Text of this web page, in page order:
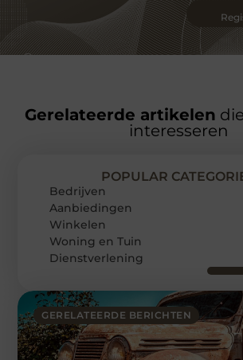
Gerelateerde artikelen
interesseren
GERELATEERDE BERICHTEN
POPULAR
Bedrijven
Aanbiedingen
Winkelen
Woning en Tuin
Dienstverlening